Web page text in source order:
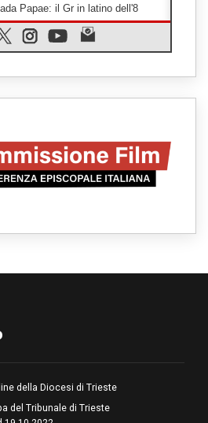
Papae: il Gr in latino dell'8
Reina: Cristo non abita nei
l'arcivescovo Colombo: "La
Papa messaggio di pace e
della Diocesi di Trieste
del Tribunale di Trieste